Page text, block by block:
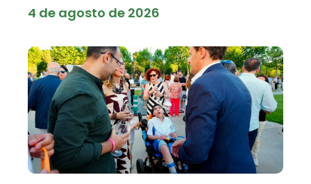
4 de agosto de 2026